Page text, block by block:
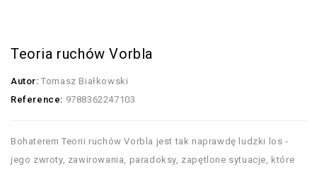
Teoria ruchów Vorbla
Autor: Tomasz Białkowski
Reference: 9788362247103
Bohaterem Teorii ruchów Vorbla jest tak naprawdę ludzki los -
jego zwroty, zawirowania, paradoksy, zapętlone sytuacje, które